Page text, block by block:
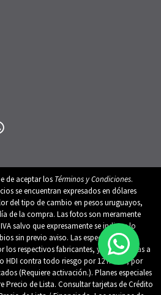
de aceptar los Términos y Condiciones.
se encuentran expresados en dólares
del tipo de cambio en pesos uruguayos,
de la compra. Las fotos son meramente
salvo que expresamente se indique lo
sin previo aviso. Las especificaciones
respectivos fabricantes, y están sujetas a
HDI contra todo riesgo por 12 meses, por
(Requiere activación.). Planes especiales
Precio de Lista. Consultar tarjetas de Crédito